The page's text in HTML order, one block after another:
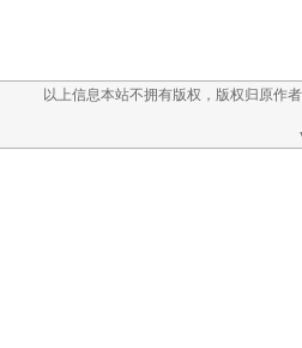
以上信息本站不拥有版权，版权归原作